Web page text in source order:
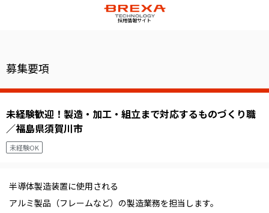
採用情報サイト
募集要項
未経験歓迎！製造・加工・組立まで対応するものづくり職
／福島県須賀川市
未経験OK
半導体製造装置に使用される
アルミ製品（フレームなど）の製造業務を担当します。